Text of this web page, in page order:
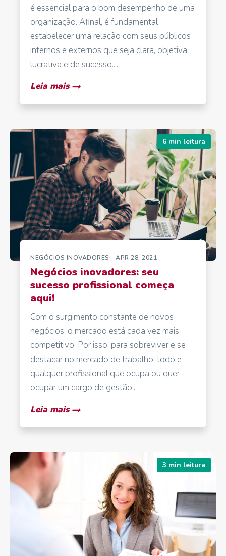
é essencial para o bom desempenho de uma
organização. Afinal, é fundamental
estabelecer uma relação com seus públicos
internos e externos que seja clara, objetiva,
lucrativa e de sucesso....
Leia mais
6 min leitura
NEGÓCIOS INOVADORES - APR 28, 2021
Negócios inovadores: seu
sucesso profissional começa
aqui!
Com o surgimento constante de novos
negócios, o mercado está cada vez mais
competitivo. Por isso, para sobreviver e se
destacar no mercado de trabalho, todo e
qualquer profissional que ocupa ou quer
ocupar um cargo de gestão...
Leia mais
3 min leitura